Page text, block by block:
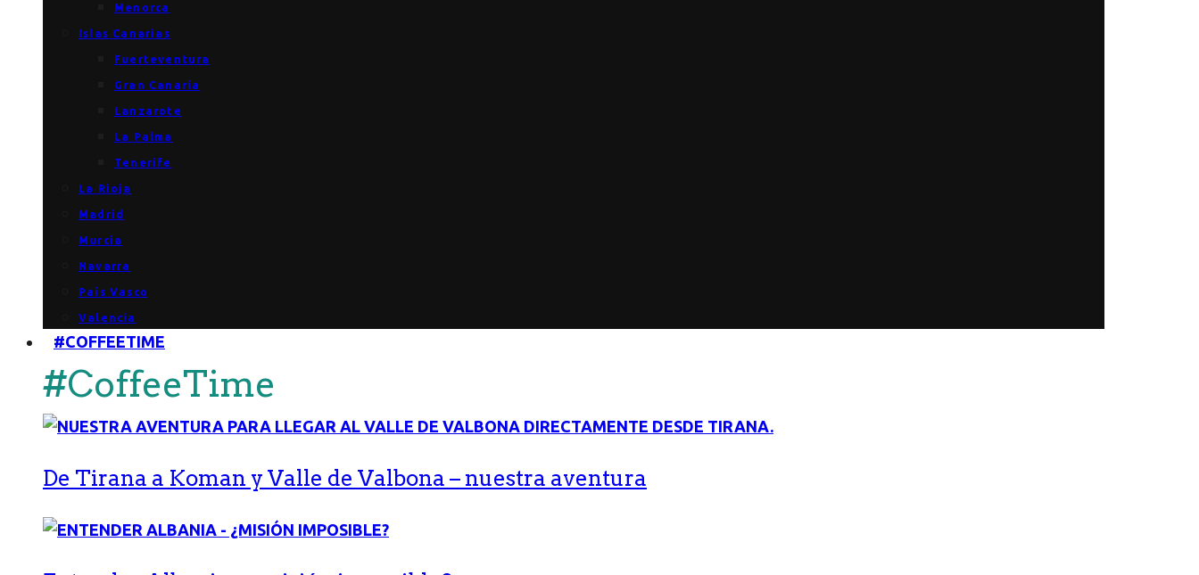
Menorca
Islas Canarias
Fuerteventura
Gran Canaria
Lanzarote
La Palma
Tenerife
La Rioja
Madrid
Murcia
Navarra
País Vasco
Valencia
#COFFEETIME
#CoffeeTime
De Tirana a Koman y Valle de Valbona – nuestra aventura